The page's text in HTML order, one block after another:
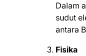
Dalam
sudut
antara
Fisika